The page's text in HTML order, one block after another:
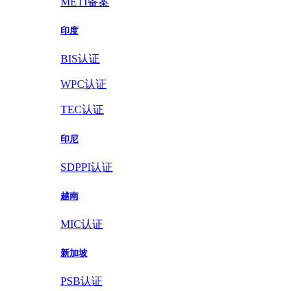
印度
BIS认证
WPC认证
TEC认证
印尼
SDPPI认证
越南
MIC认证
新加坡
PSB认证